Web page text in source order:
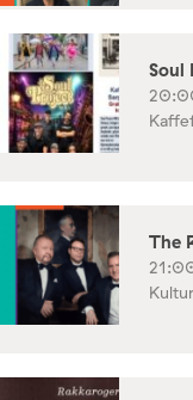
Soul
The